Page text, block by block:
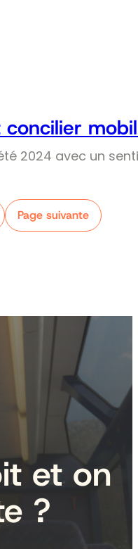
concilier
2024 avec un
Page suivante
et on
?